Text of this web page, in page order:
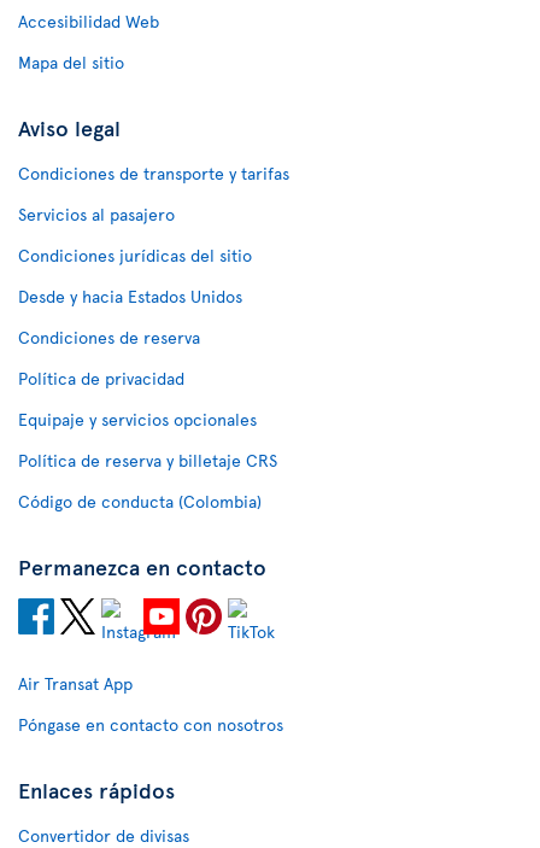
Accesibilidad Web
Mapa del sitio
Aviso legal
Condiciones de transporte y tarifas
Servicios al pasajero
Condiciones jurídicas del sitio
Desde y hacia Estados Unidos
Condiciones de reserva
Política de privacidad
Equipaje y servicios opcionales
Política de reserva y billetaje CRS
Código de conducta (Colombia)
Permanezca en contacto
Air Transat App
Póngase en contacto con nosotros
Enlaces rápidos
Convertidor de divisas